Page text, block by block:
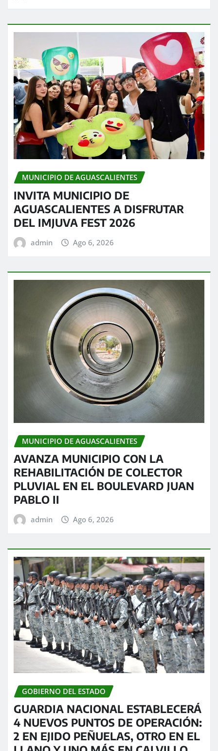
MUNICIPIO DE AGUASCALIENTES
INVITA MUNICIPIO DE
AGUASCALIENTES A DISFRUTAR
DEL IMJUVA FEST 2026
admin Ago 6, 2026
MUNICIPIO DE AGUASCALIENTES
AVANZA MUNICIPIO CON LA
REHABILITACIÓN DE COLECTOR
PLUVIAL EN EL BOULEVARD JUAN
PABLO II
admin Ago 6, 2026
GOBIERNO DEL ESTADO
GUARDIA NACIONAL ESTABLECERÁ
4 NUEVOS PUNTOS DE OPERACIÓN:
2 EN EJIDO PEÑUELAS, OTRO EN EL